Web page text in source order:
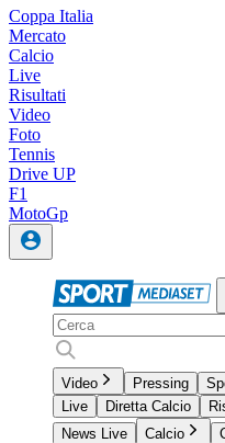
Coppa Italia
Mercato
Calcio
Live
Risultati
Video
Foto
Tennis
Drive UP
F1
MotoGp
Video Pressing
Live
Diretta Calcio
News Live
Calcio